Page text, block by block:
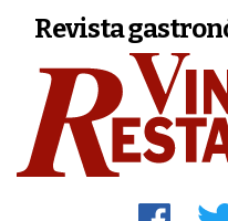
Revista